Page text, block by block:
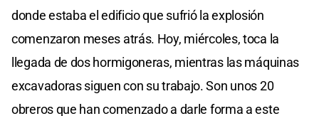
donde estaba el edificio que sufrió la explosión
comenzaron meses atrás. Hoy, miércoles, toca la
llegada de dos hormigoneras, mientras las máquinas
excavadoras siguen con su trabajo. Son unos 20
obreros que han comenzado a darle forma a este